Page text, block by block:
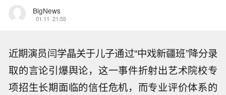
BigNews
01.11 21:55
近期演员闫学晶关于儿子通过“中戏新疆班”降分录
取的言论引爆舆论，这一事件折射出艺术院校专
项招生长期面临的信任危机，而专业评价体系的